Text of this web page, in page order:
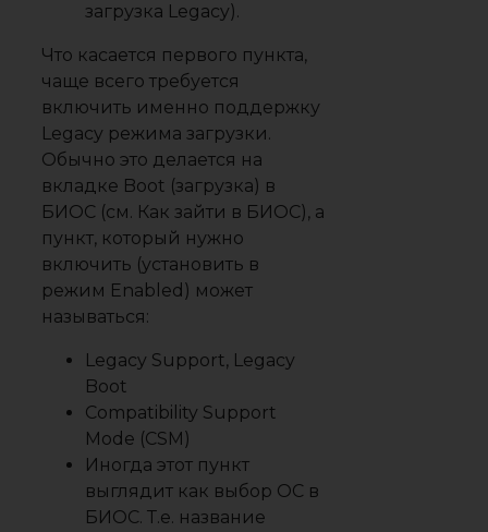
загрузка Legacy).
Что касается первого пункта,
чаще всего требуется
включить именно поддержку
Legacy режима загрузки.
Обычно это делается на
вкладке Boot (загрузка) в
БИОС (см. Как зайти в БИОС), а
пункт, который нужно
включить (установить в
режим Enabled) может
называться:
Legacy Support, Legacy
Boot
Compatibility Support
Mode (CSM)
Иногда этот пункт
выглядит как выбор ОС в
БИОС. Т.е. название